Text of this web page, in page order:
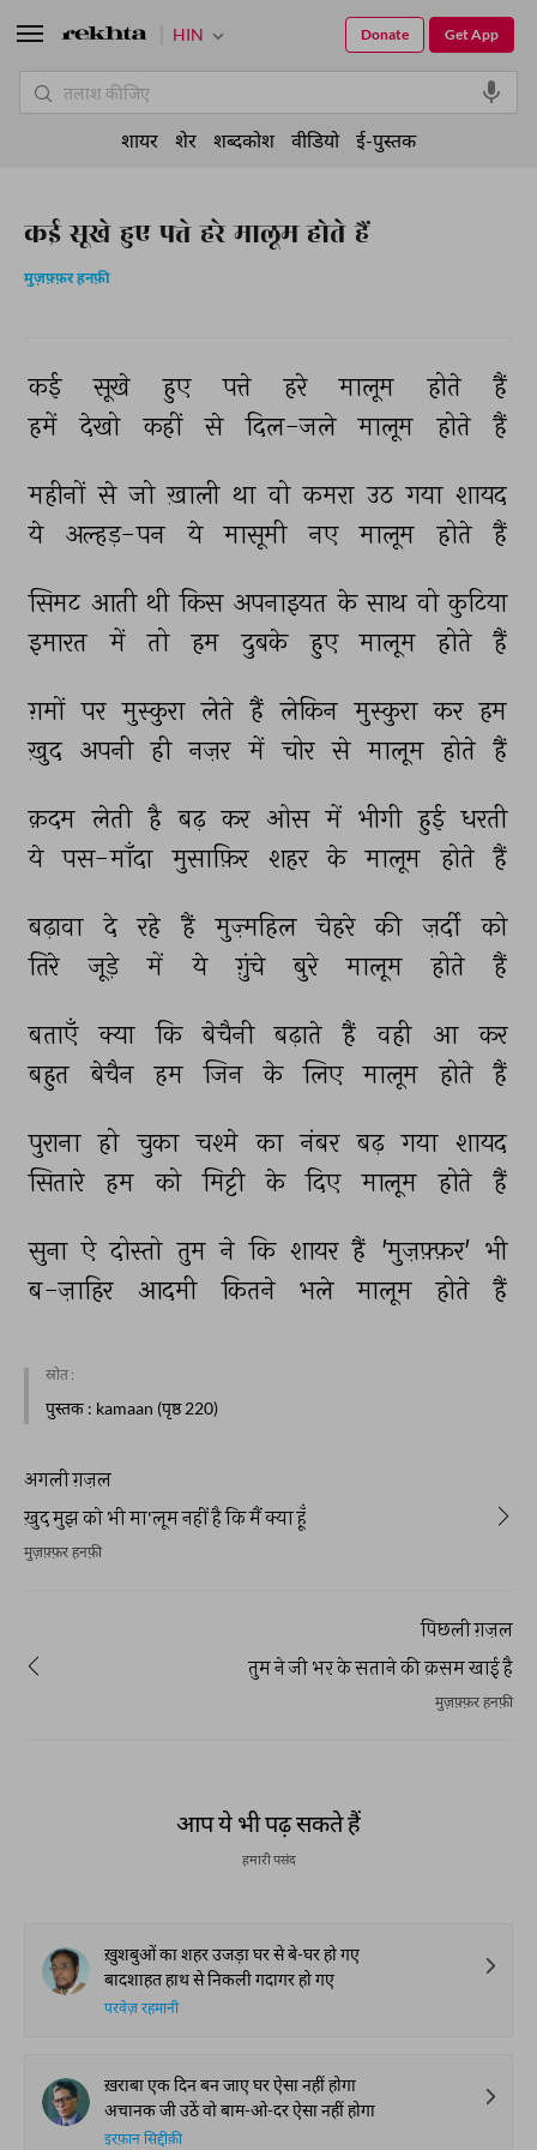
कई सूखे हुए पत्ते हरे मालूम होते हैं
मुज़फ़्फ़र हनफ़ी
कई सूखे हुए पत्ते हरे मालूम होते
हैं
हमें
देखो कहीं से दिल-जले मालूम होते हैं
महीनों से जो ख़ाली था वो कमरा उठ गया शायद
ये
अल्हड़-पन ये मासूमी नए मालूम होते हैं
सिमट आती थी किस अपनाइयत के साथ वो कुटिया
इमारत में तो हम दुबके हुए मालूम होते हैं
ग़मों पर मुस्कुरा लेते हैं लेकिन मुस्कुरा कर हम
ख़ुद अपनी ही नज़र में चोर से मालूम होते हैं
क़दम लेती है बढ़ कर ओस में भीगी हुई धरती
ये पस-माँदा मुसाफ़िर शहर के मालूम होते हैं
बढ़ावा दे रहे हैं मुज़्महिल चेहरे की ज़र्दी को
तिरे जूड़े में ये ग़ुंचे बुरे मालूम होते हैं
बताएँ क्या कि बेचैनी बढ़ाते हैं वही आ कर
बहुत बेचैन हम जिन के लिए मालूम होते हैं
पुराना हो चुका चश्मे का नंबर बढ़ गया शायद
सितारे हम को मिट्टी के दिए मालूम होते हैं
सुना ऐ दोस्तो तुम ने कि शायर हैं 'मुज़फ़्फ़र' भी
ब-ज़ाहिर
आदमी कितने भले मालूम होते हैं
स्रोत :
पुस्तक : kamaan (पृष्ठ 220)
अगली ग़ज़ल
ख़ुद मुझ को भी मा'लूम नहीं है कि मैं क्या हूँ
मुज़फ़्फ़र हनफ़ी
पिछली ग़ज़ल
तुम ने जी भर के सताने की क़सम खाई है
मुज़फ़्फ़र हनफ़ी
आप ये भी पढ़ सकते हैं
हमारी पसंद
ख़ुशबुओं का शहर उजड़ा घर से बे-घर हो गए
बादशाहत हाथ से निकली गदागर हो गए
परवेज़ रहमानी
ख़राबा एक दिन बन जाए घर ऐसा नहीं होगा
अचानक जी उठें वो बाम-ओ-दर ऐसा नहीं होगा
इरफ़ान सिद्दीक़ी
HIN Get App
Donate
शायर शेर शब्दकोश वीडियो ई-पुस्तक